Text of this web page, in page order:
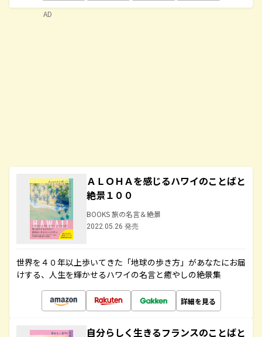
ＡＬＯＨＡを感じるハワイのことばと
絶景１００
BOOKS 旅の名言＆絶景
2022.05.26 発売
世界を４０年以上歩いてきた「地球の歩き方」があなたにお届
けする、人生を輝かせるハワイの名言と癒やしの絶景集
詳細を見る
自分らしく生きるフランスのことばと
AD